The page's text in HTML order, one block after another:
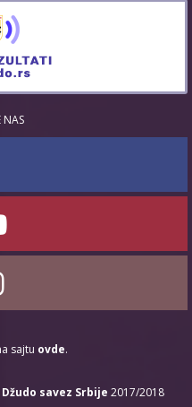
NAS
sajtu ovde.
Džudo savez Srbije 2017/2018